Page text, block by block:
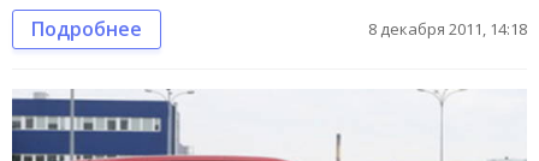
Подробнее 8 декабря 2011, 14:18